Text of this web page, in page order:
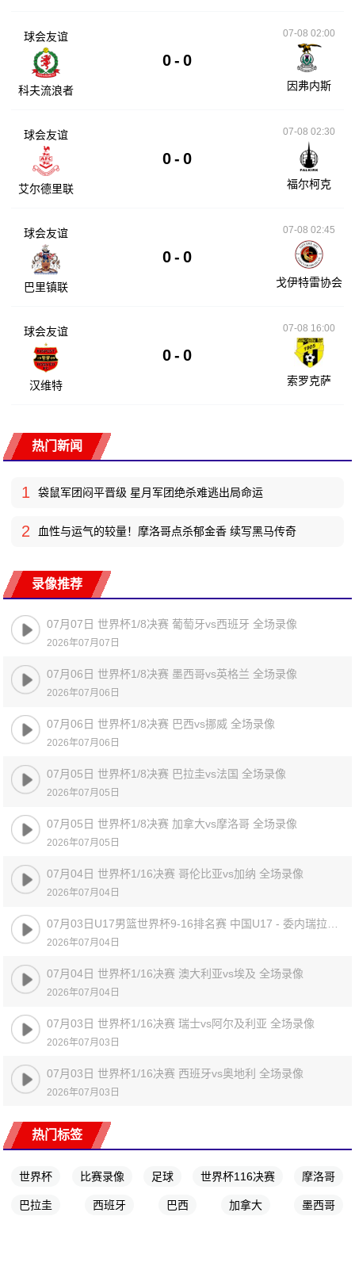
球会友谊
科夫流浪者
0 - 0
07-08 02:00
因弗内斯
球会友谊
艾尔德里联
0 - 0
07-08 02:30
福尔柯克
球会友谊
巴里镇联
0 - 0
07-08 02:45
戈伊特雷协会
球会友谊
汉维特
0 - 0
07-08 16:00
索罗克萨
热门新闻
1 袋鼠军团闷平晋级 星月军团绝杀难逃出局命运
2 血性与运气的较量！摩洛哥点杀郁金香 续写黑马传奇
录像推荐
07月07日 世界杯1/8决赛 葡萄牙vs西班牙 全场录像
2026年07月07日
07月06日 世界杯1/8决赛 墨西哥vs英格兰 全场录像
2026年07月06日
07月06日 世界杯1/8决赛 巴西vs挪威 全场录像
2026年07月06日
07月05日 世界杯1/8决赛 巴拉圭vs法国 全场录像
2026年07月05日
07月05日 世界杯1/8决赛 加拿大vs摩洛哥 全场录像
2026年07月05日
07月04日 世界杯1/16决赛 哥伦比亚vs加纳 全场录像
2026年07月04日
07月03日U17男篮世界杯9-16排名赛 中国U17 - 委内瑞拉U17 全场录像
2026年07月04日
07月04日 世界杯1/16决赛 澳大利亚vs埃及 全场录像
2026年07月04日
07月03日 世界杯1/16决赛 瑞士vs阿尔及利亚 全场录像
2026年07月03日
07月03日 世界杯1/16决赛 西班牙vs奥地利 全场录像
2026年07月03日
热门标签
世界杯 比赛录像 足球 世界杯116决赛 摩洛哥
巴拉圭 西班牙 巴西 加拿大 墨西哥